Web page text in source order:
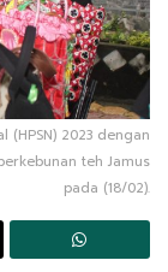
(HPSN) 2023 dengan
teh Jamus
pada (18/02).